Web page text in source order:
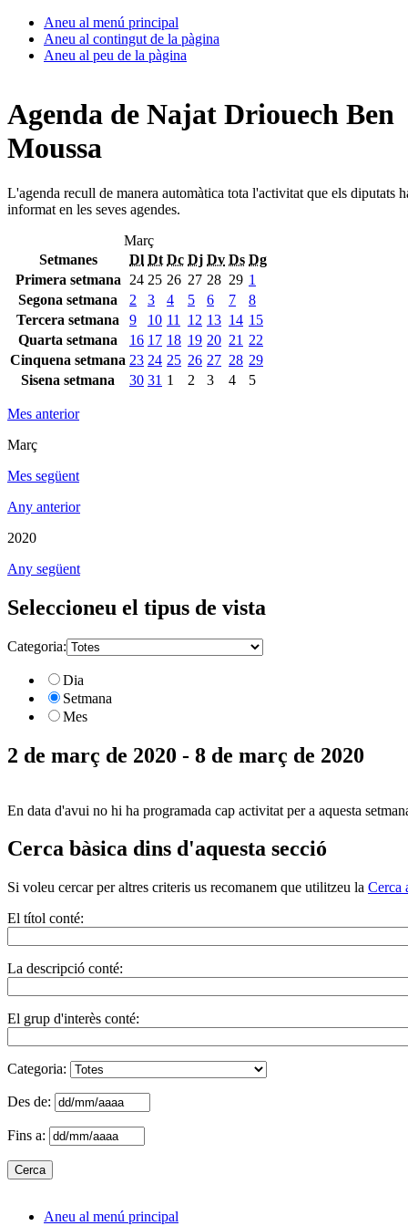
Aneu al menú principal
Aneu al contingut de la pàgina
Aneu al peu de la pàgina
Agenda de Najat Driouech Ben
Moussa
L'agenda recull de manera automàtica tota l'activitat que els diputats
informat en les seves agendes.
Març
Setmanes
Dl Dt Dc Dj Dv Ds Dg
Primera setmana
24 25 26 27 28 29 1
Segona setmana
2 3 4 5 6 7
8
Tercera setmana
9 10 11 12 13 14 15
Quarta setmana
16 17 18 19 20 21 22
Cinquena setmana 23 24 25 26 27 28 29
Sisena setmana
30 31 1 2 3 4 5
Mes anterior
Març
Mes següent
Any anterior
2020
Any següent
Seleccioneu el tipus de vista
Categoria:
Dia
Setmana
Mes
2 de març de 2020 - 8 de març de 2020
En data d'avui no hi ha programada cap activitat per a aquesta
Cerca bàsica dins d'aquesta secció
Si voleu cercar per altres criteris us recomanem que utilitzeu la Cerca
El títol conté:
La descripció conté:
El grup d'interès conté:
Categoria:
Des de:
Fins a:
Aneu al menú principal